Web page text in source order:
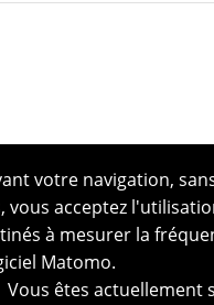
votre navigation,
vous acceptez
à mesurer la
Matomo.
Vous êtes actuellement